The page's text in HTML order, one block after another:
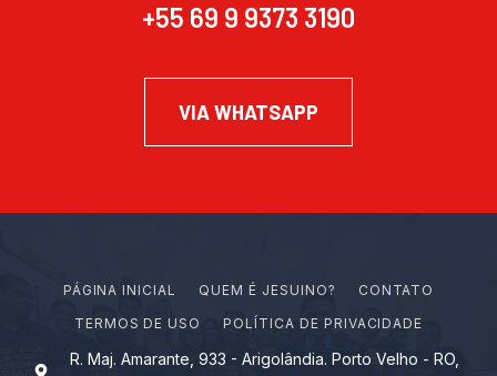
+55 69 9 9373 3190
VIA WHATSAPP
PÁGINA INICIAL Q U EM É J ES U I N O?
CONTATO
TERMOS DE USO
POLÍTICA DE PRIVACIDADE
R. Maj. Amarante, 933 - Arigolândia. Porto Velho - RO,